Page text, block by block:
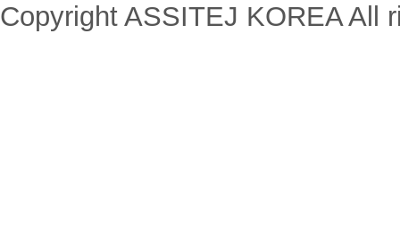
Copyright ASSITEJ KOREA All